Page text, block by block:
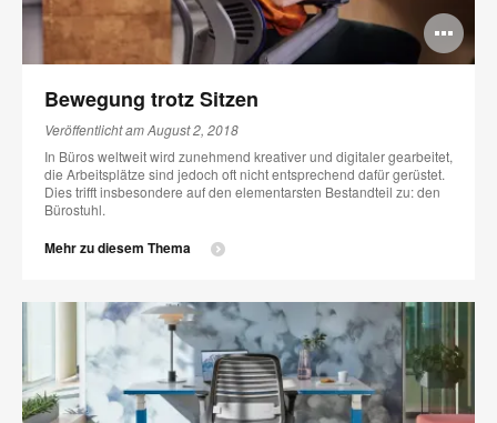
Bewegung trotz Sitzen
Veröffentlicht am August 2, 2018
In Büros weltweit wird zunehmend kreativer und digitaler gearbeitet,
die Arbeitsplätze sind jedoch oft nicht entsprechend dafür gerüstet.
Dies trifft insbesondere auf den elementarsten Bestandteil zu: den
Bürostuhl.
Mehr zu diesem Thema